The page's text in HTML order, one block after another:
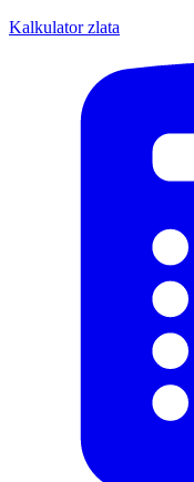
Kalkulator zlata